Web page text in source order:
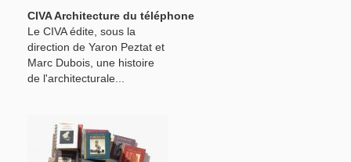
CIVA Architecture du téléphone
Le CIVA édite, sous la
direction de Yaron Peztat et
Marc Dubois, une histoire
de l'architecturale...